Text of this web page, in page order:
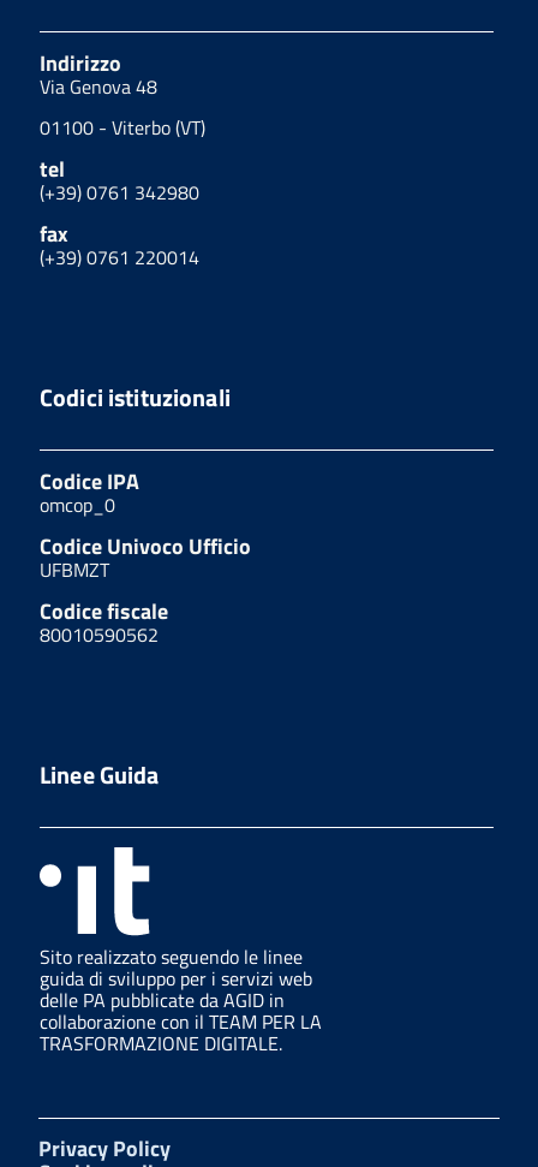
Indirizzo
Via Genova 48
01100 - Viterbo (VT)
tel
(+39) 0761 342980
fax
(+39) 0761 220014
Codici istituzionali
Codice IPA
omcop_0
Codice Univoco Ufficio
UFBMZT
Codice fiscale
80010590562
Linee Guida
Sito realizzato seguendo le linee
guida di sviluppo per i servizi web
delle PA pubblicate da AGID in
collaborazione con il TEAM PER LA
TRASFORMAZIONE DIGITALE.
Privacy Policy